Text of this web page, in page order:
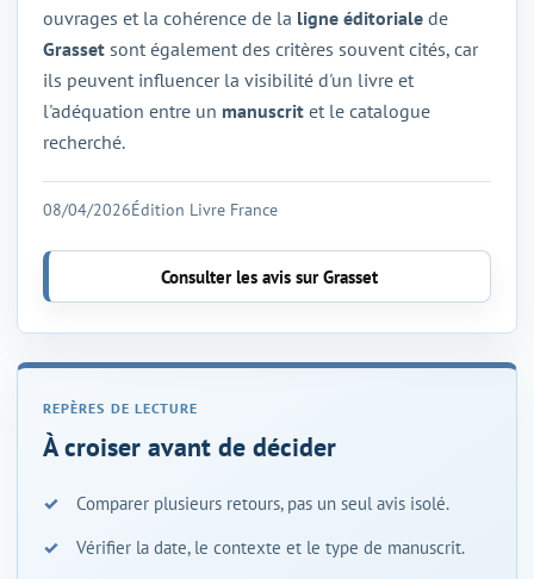
ouvrages et la cohérence de la ligne éditoriale de
Grasset sont également des critères souvent cités, car
ils peuvent influencer la visibilité d'un livre et
l'adéquation entre un manuscrit et le catalogue
recherché.
08/04/2026Édition Livre France
Consulter les avis sur Grasset
À croiser avant de décider
Comparer plusieurs retours, pas un seul avis isolé.
Vérifier la date, le contexte et le type de manuscrit.